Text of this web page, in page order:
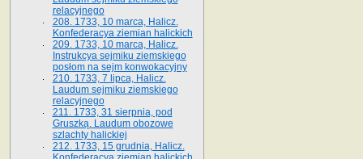
relacyjnego
208. 1733, 10 marca, Halicz.
Konfederacya ziemian halickich­
209. 1733, 10 marca, Halicz.
Instrukcya sejmiku ziemskiego
posłom na sejm konwokacyjny
210. 1733, 7 lipca, Halicz.
Laudum sejmiku ziemskiego
relacyjnego
211. 1733, 31 sierpnia, pod
Gruszką. Laudum obozowe
szlachty halickiej
212. 1733, 15 grudnia, Halicz.